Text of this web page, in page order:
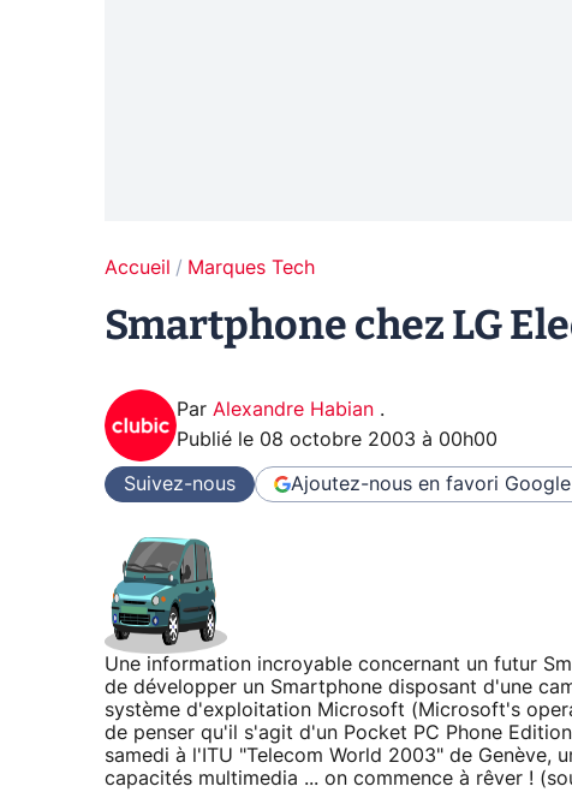
Accueil Marques Tech
Smartphone chez LG
Par Alexandre Habian .
Publié le 08 octobre 2003 à 00h00
Suivez-nous Ajoutez-nous en favori Google
Une information incroyable concernant un futur
de développer un Smartphone disposant d'une
système d'exploitation Microsoft (Microsoft's
de penser qu'il s'agit d'un Pocket PC Phone
samedi à l'ITU "Telecom World 2003" de Genève,
capacités multimedia ... on commence à rêver !